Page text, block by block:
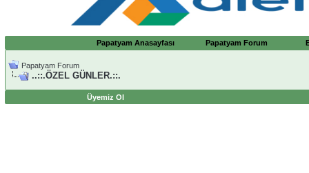
Papatyam Anasayfası Papatyam Forum
Papatyam Forum
..::.ÖZEL GÜNLER.::.
Üyemiz Ol